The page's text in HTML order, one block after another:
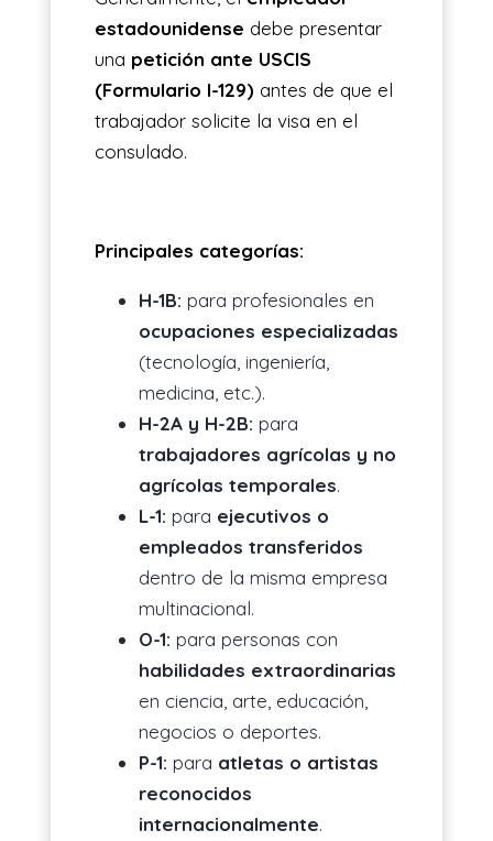
estadounidense debe presentar
una petición ante USCIS
(Formulario I-129) antes de que el
trabajador solicite la visa en el
consulado.
Principales categorías:
H-1B: para profesionales en
ocupaciones especializadas
(tecnología, ingeniería,
medicina, etc.).
H-2A y H-2B: para
trabajadores agrícolas y no
agrícolas temporales.
L-1: para ejecutivos o
empleados transferidos
dentro de la misma empresa
multinacional.
O-1: para personas con
habilidades extraordinarias
en ciencia, arte, educación,
negocios o deportes.
P-1: para atletas o artistas
reconocidos
internacionalmente.